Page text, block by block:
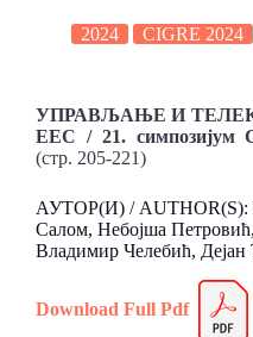
2024 CIGRE 2024
УПРАВЉАЊЕ И
ЕЕС / 21. симпозијум
(стр. 205-221)
АУТОР(И) / AUTHOR(S):
Салом, Небојша
Владимир Челебић, Дејан
Download Full Pdf